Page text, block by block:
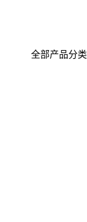
全部产品分类